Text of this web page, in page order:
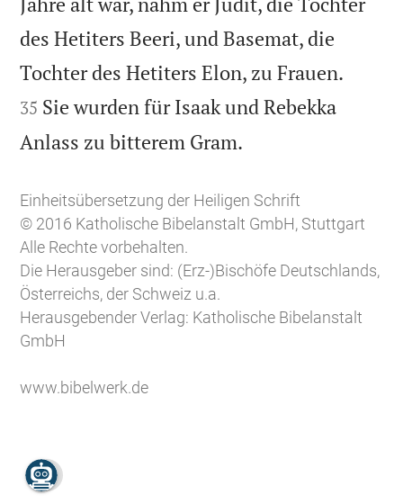
des Hetiters Beeri, und Basemat, die
Tochter des Hetiters Elon, zu Frauen.
35 Sie wurden für Isaak und Rebekka
Anlass zu bitterem Gram.
Einheitsübersetzung der Heiligen Schrift
© 2016 Katholische Bibelanstalt GmbH, Stuttgart
Alle Rechte vorbehalten.
Die Herausgeber sind: (Erz-)Bischöfe Deutschlands,
Österreichs, der Schweiz u.a.
Herausgebender Verlag: Katholische Bibelanstalt
GmbH
www.bibelwerk.de